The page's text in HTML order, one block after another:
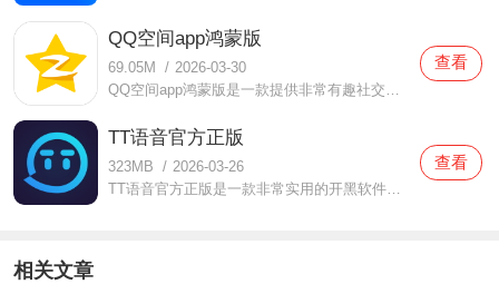
QQ空间app鸿蒙版
69.05M / 2026-03-30
查看
TT语音官方正版
323MB / 2026-03-26
TT语音官方正版是一款非常实用的开黑软件，在这款TT语音官方正版中增加了非常厉害的语音功能，用户们可以一边玩游戏一边语音聊天，不仅配合起来比较容易，还可以给游戏增添几份趣味哦，超多的技术玩家都可以自由选择的，总有人会陪着你一起玩游戏，千万不要错过了，感兴趣的
查看
相关文章